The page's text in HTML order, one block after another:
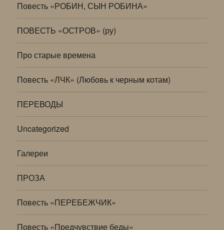
Повесть «РОБИН, СЫН РОБИНА»
ПОВЕСТЬ «ОСТРОВ» (ру)
Про старые времена
Повесть «ЛЧК» (Любовь к черным котам)
ПЕРЕВОДЫ
Uncategorized
Галереи
ПРОЗА
Повесть «ПЕРЕБЕЖЧИК»
Повесть «Предчувствие беды»